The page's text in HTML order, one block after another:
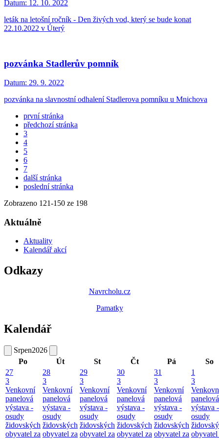
Datum: 12. 10. 2022
leták na letošní ročník - Den živých vod, který se bude konat
22.10.2022 v Úterý
pozvánka Stadlerův pomník
Datum: 29. 9. 2022
pozvánka na slavnostní odhalení Stadlerova pomníku u Mnichova
první stránka
předchozí stránka
3
4
5
6
7
další stránka
poslední stránka
Zobrazeno 121-150 ze 198
Aktuálně
Aktuality
Kalendář akcí
Odkazy
Navrcholu.cz
Pamatky
Kalendář
Srpen2026
Po
Út St Čt Pá
So
27
3
Venkovní
panelová
výstava -
osudy
židovských
obyvatel za
28
3
Venkovní
panelová
výstava -
osudy
židovských
obyvatel za
29
3
Venkovní
panelová
výstava -
osudy
židovských
obyvatel za
30
3
Venkovní
panelová
výstava -
osudy
židovských
obyvatel za
31
3
Venkovní
panelová
výstava -
osudy
židovských
obyvatel za
1
3
panelová
výstava -
osudy
obyvatel